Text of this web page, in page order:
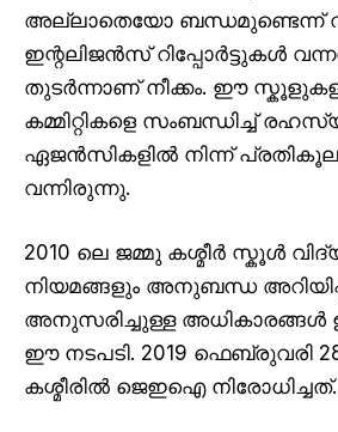
അല്ലാതെയോ ബന്ധമുണ്ടെന്ന്
ഇന്റലിജൻസ് റിപ്പോർട്ടുകൾ
തുടർന്നാണ് നീക്കം. ഈ
കമ്മിറ്റികളെ സംബന്ധിച്ച്
ഏജൻസികളിൽ നിന്ന് പ്രതികൂല
വന്നിരുന്നു.
2010 ലെ ജമ്മു കശ്മീർ സ്കൂൾ
നിയമങ്ങളും അനുബന്ധ
അനുസരിച്ചുള്ള അധികാരങ്ങൾ
ഈ നടപടി. 2019 ഫെബ്രുവരി
കശ്മീരിൽ ജെഇഐ നിരോധിച്ചത്.